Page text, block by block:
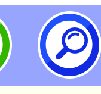
級中等以下
立幼兒（稚
提出重行敘